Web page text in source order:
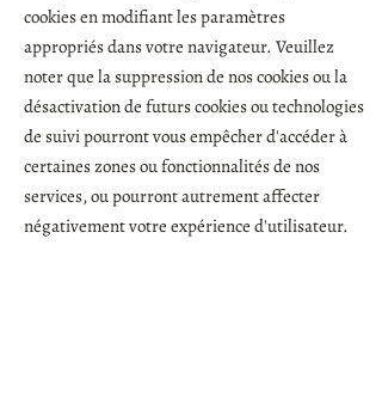
cookies en modifiant les paramètres
appropriés dans votre navigateur. Veuillez
noter que la suppression de nos cookies ou la
désactivation de futurs cookies ou technologies
de suivi pourront vous empêcher d'accéder à
certaines zones ou fonctionnalités de nos
services, ou pourront autrement affecter
négativement votre expérience d'utilisateur.